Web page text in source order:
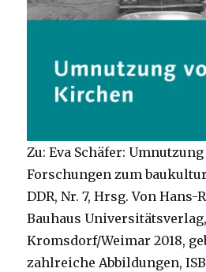
Zu: Eva Schäfer:
Forschungen zum
DDR, Nr. 7, Hrsg. Von Hans-
Bauhaus Universitätsverlag,
Kromsdorf/Weimar 2018,
zahlreiche Abbildungen,